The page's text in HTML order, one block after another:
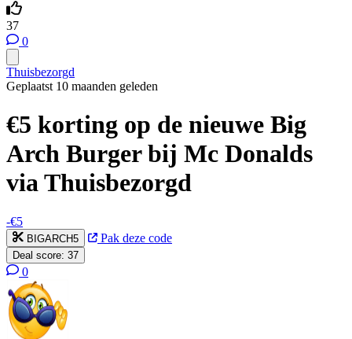
37
0
Thuisbezorgd
Geplaatst 10 maanden geleden
€5 korting op de nieuwe Big
Arch Burger bij Mc Donalds
via Thuisbezorgd
-€5
BIGARCH5 Pak deze code
Deal score: 37
0